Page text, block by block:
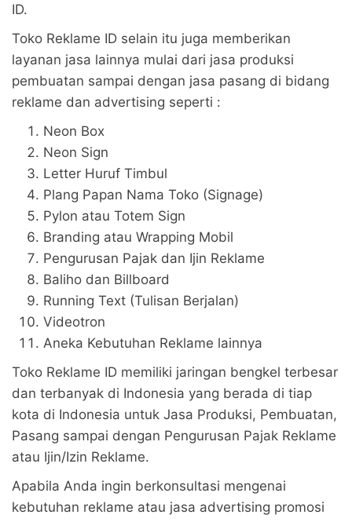
ID.
Toko Reklame ID selain itu juga memberikan
layanan jasa lainnya mulai dari jasa produksi
pembuatan sampai dengan jasa pasang di bidang
reklame dan advertising seperti :
Neon Box
Neon Sign
Letter Huruf Timbul
Plang Papan Nama Toko (Signage)
Pylon atau Totem Sign
Branding atau Wrapping Mobil
Pengurusan Pajak dan Ijin Reklame
Baliho dan Billboard
Running Text (Tulisan Berjalan)
Videotron
Aneka Kebutuhan Reklame lainnya
Toko Reklame ID memiliki jaringan bengkel terbesar
dan terbanyak di Indonesia yang berada di tiap
kota di Indonesia untuk Jasa Produksi, Pembuatan,
Pasang sampai dengan Pengurusan Pajak Reklame
atau Ijin/Izin Reklame.
Apabila Anda ingin berkonsultasi mengenai
kebutuhan reklame atau jasa advertising promosi